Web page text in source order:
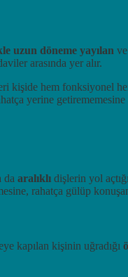
uzun döneme yayılan
arasında yer alır.
kişide hem fonksiyonel
yerine
da aralıklı dişlerin yol açtığı
rahatça gülüp
kapılan kişinin uğradığı